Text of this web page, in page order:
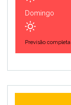
Domingo
Previsão completa